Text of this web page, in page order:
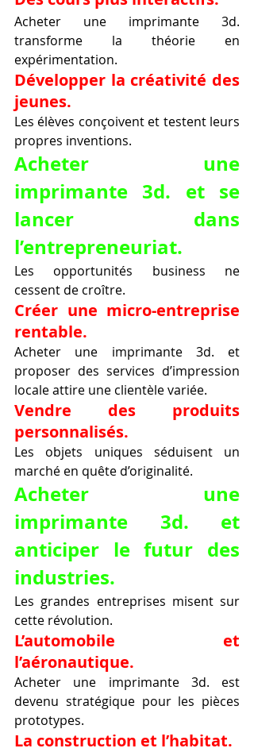
Acheter une imprimante 3d.
transforme la théorie en
expérimentation.
Développer la créativité des
jeunes.
Les élèves conçoivent et testent leurs
propres inventions.
Acheter une
imprimante 3d. et se
lancer dans
l’entrepreneuriat.
Les opportunités business ne
cessent de croître.
Créer une micro-entreprise
rentable.
Acheter une imprimante 3d. et
proposer des services d’impression
locale attire une clientèle variée.
Vendre des produits
personnalisés.
Les objets uniques séduisent un
marché en quête d’originalité.
Acheter une
imprimante 3d. et
anticiper le futur des
industries.
Les grandes entreprises misent sur
cette révolution.
L’automobile et
l’aéronautique.
Acheter une imprimante 3d. est
devenu stratégique pour les pièces
prototypes.
La construction et l’habitat.